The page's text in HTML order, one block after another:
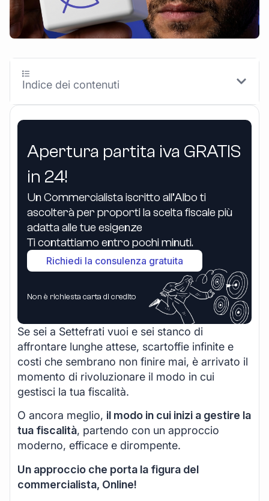
Apertura partita iva GRATIS
in 24!
Un Commercialista iscritto all’Albo ti
ascolterà per proporti la scelta fiscale più
adatta alle tue esigenze
Ti contattiamo entro pochi minuti.
Richiedi la consulenza gratuita
Non è richiesta carta di credito
Se sei a Settefrati vuoi e sei stanco di
affrontare lunghe attese, scartoffie infinite e
costi che sembrano non finire mai, è arrivato il
momento di rivoluzionare il modo in cui
gestisci la tua fiscalità.
O ancora meglio, il modo in cui inizi a gestire la
tua fiscalità, partendo con un approccio
moderno, efficace e dirompente.
Un approccio che porta la figura del
commercialista, Online!
Indice dei contenuti